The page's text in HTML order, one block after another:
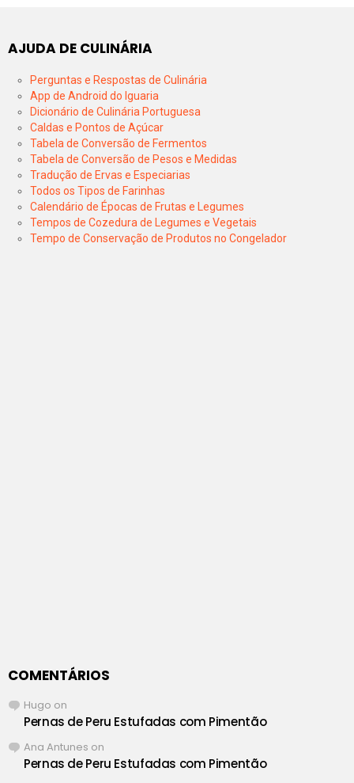
AJUDA DE CULINÁRIA
Perguntas e Respostas de Culinária
App de Android do Iguaria
Dicionário de Culinária Portuguesa
Caldas e Pontos de Açúcar
Tabela de Conversão de Fermentos
Tabela de Conversão de Pesos e Medidas
Tradução de Ervas e Especiarias
Todos os Tipos de Farinhas
Calendário de Épocas de Frutas e Legumes
Tempos de Cozedura de Legumes e Vegetais
Tempo de Conservação de Produtos no Congelador
COMENTÁRIOS
Hugo on
Pernas de Peru Estufadas com Pimentão
Ana Antunes on
Pernas de Peru Estufadas com Pimentão